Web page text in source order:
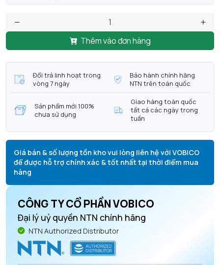
Thêm vào đơn hàng
Đổi trả linh hoạt trong
vòng 7 ngày
Bảo hành chính hãng
NTN trên toàn quốc
Sản phẩm mới 100%
chưa sử dụng
Giao hàng toàn quốc
tất cả các ngày trong
tuần
Giá bán & số lượng tồn kho vui lòng liên hệ với VOBICO
để được hỗ trợ chính xác & tốt nhất tại thời điểm mua
hàng
CÔNG TY CỔ PHẦN VOBICO
Đại lý uỷ quyền NTN chính hãng
NTN Authorized Distributor